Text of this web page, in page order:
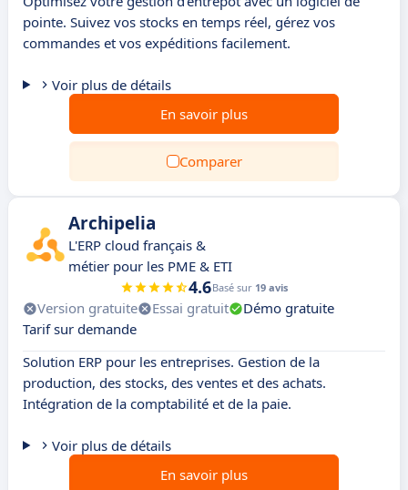
pointe. Suivez vos stocks en temps réel, gérez vos
commandes et vos expéditions facilement.
Voir plus de détails
En savoir plus
Comparer
Archipelia
L'ERP cloud français &
métier pour les PME & ETI
4.6Basé sur 19 avis
Version gratuite Essai gratuit
Démo gratuite
Tarif sur demande
Solution ERP pour les entreprises. Gestion de la
production, des stocks, des ventes et des achats.
Intégration de la comptabilité et de la paie.
Voir plus de détails
En savoir plus